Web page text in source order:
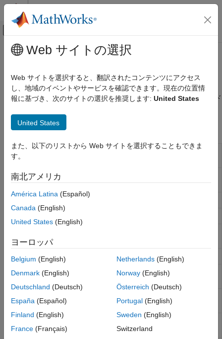
コンテンツへスキップ
オフキャンバス ナビゲーション メ
ドキュメンテーションのホーム
データのインポートと解析
データのインポートとエクスポート
カテゴリ
FTP ファイルの操作
モノのインターネット (IoT) のデータ
メインコンテンツ
FTP ファイルの操作
FTP サーバーでのファイルへのアクセス
ftpを使用して FTP サーバーに接続し、ファイルのダウンロード
関数
ftp
FTP サーバーのファイルにアクセスするための接
sftp
SFTP サーバーのファイルにアクセスするための接
続(R2021b 以降)
FTP 転送モードを ASCII に設定
close SFTP または FTP サーバーへの接続を閉じる
delete
SFTP または FTP サーバー上にあるファイルの削
の一覧表示
mget
SFTP または FTP サーバーからのファイルのダウ
ンロード
Web サイトの選択
Web サイトを選択すると、翻訳されたコンテンツにアクセス
し、地域のイベントやサービスを確認できます。現在の位置情
報に基づき、次のサイトの選択を推奨します: United States
United States
また、以下のリストから Web サイトを選択することもできま
す。
南北アメリカ
América Latina (Español)
Canada (English)
United States (English)
ヨーロッパ
Belgium (English)
Denmark (English)
Deutschland (Deutsch)
España (Español)
Finland (English)
France (Français)
Netherlands(English)
Norway(English)
Österreich (Deutsch)
Portugal(English)
Sweden (English)
Switzerland